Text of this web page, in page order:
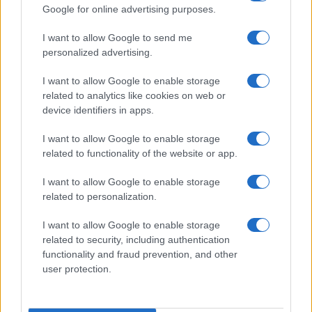
Google for online advertising purposes.
I want to allow Google to send me
personalized advertising.
I want to allow Google to enable storage
related to analytics like cookies on web or
device identifiers in apps.
I want to allow Google to enable storage
related to functionality of the website or app.
I want to allow Google to enable storage
related to personalization.
I want to allow Google to enable storage
related to security, including authentication
functionality and fraud prevention, and other
user protection.
crollano petrolio e gas, Borse in
rally
diEnrico Foscarini
8 Aprile 2026, 10:03